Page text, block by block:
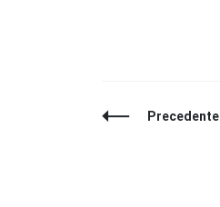
NavigazionePrecedente